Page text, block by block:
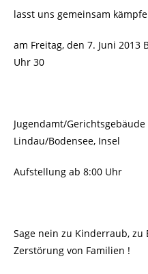
lasst uns gemeinsam
am Freitag, den 7. Juni 2013
Uhr 30
Jugendamt/
Lindau/Bodensee, Insel
Aufstellung ab 8:00 Uhr
Sage nein zu Kinderraub,
Zerstörung von Familien !